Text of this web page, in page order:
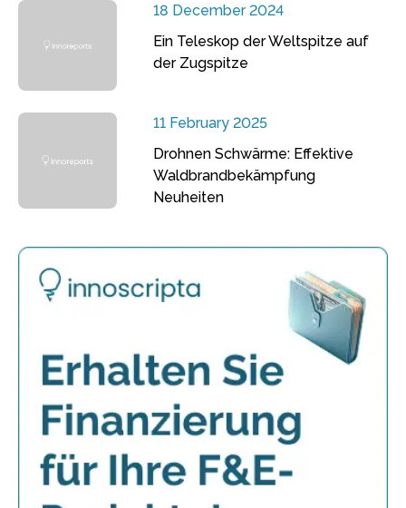
18 December 2024
Ein Teleskop der Weltspitze auf
der Zugspitze
11 February 2025
Drohnen Schwärme: Effektive
Waldbrandbekämpfung
Neuheiten